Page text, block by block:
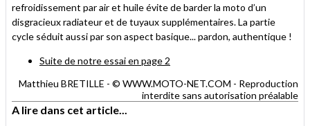
refroidissement par air et huile évite de barder la moto d’un
disgracieux radiateur et de tuyaux supplémentaires. La partie
cycle séduit aussi par son aspect basique... pardon, authentique !
Suite de notre essai en page 2
Matthieu BRETILLE - © WWW.MOTO-NET.COM - Reproduction
interdite sans autorisation préalable
A lire dans cet article...